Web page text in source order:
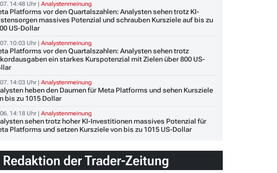
14:48 Uhr |Analystenmeinung
Platforms vor den Quartalszahlen: Analysten sehen trotz KI-
massives Potenzial und schrauben Kursziele auf bis zu
US-Dollar
10:03 Uhr |Analystenmeinung
Platforms vor den Quartalszahlen: Analysten sehen trotz
ein starkes Kurspotenzial mit Zielen über 800 US-
14:03 Uhr |Analystenmeinung
heben den Daumen für Meta Platforms und sehen Kursziele
bis zu 1015 Dollar
14:18 Uhr |Analystenmeinung
sehen trotz hoher KI-Investitionen massives Potenzial für
Platforms und setzen Kursziele von bis zu 1015 US-Dollar
der Trader-Zeitung